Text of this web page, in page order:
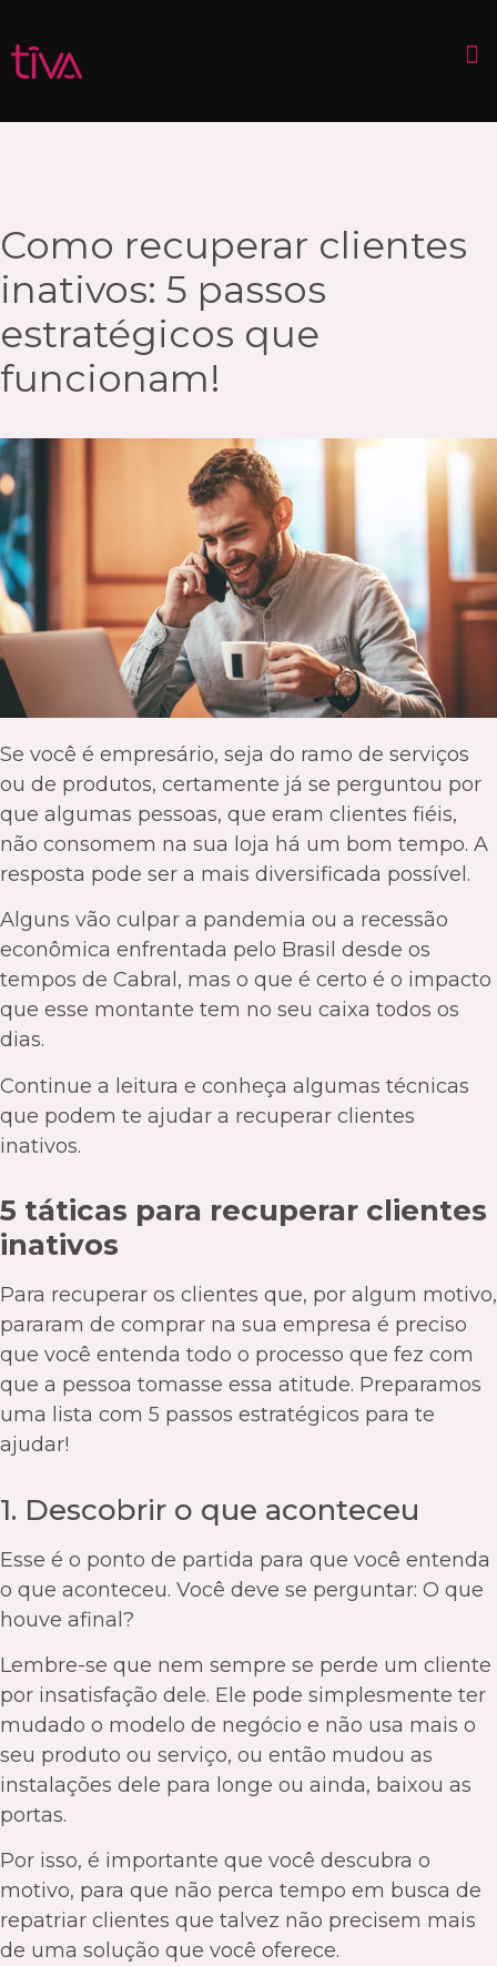
Como recuperar clientes
inativos: 5 passos
estratégicos que
funcionam!
Se você é empresário, seja do ramo de serviços
ou de produtos, certamente já se perguntou por
que algumas pessoas, que eram clientes fiéis,
não consomem na sua loja há um bom tempo. A
resposta pode ser a mais diversificada possível.
Alguns vão culpar a pandemia ou a recessão
econômica enfrentada pelo Brasil desde os
tempos de Cabral, mas o que é certo é o impacto
que esse montante tem no seu caixa todos os
dias.
Continue a leitura e conheça algumas técnicas
que podem te ajudar a recuperar clientes
inativos.
5 táticas para recuperar clientes
inativos
Para recuperar os clientes que, por algum motivo,
pararam de comprar na sua empresa é preciso
que você entenda todo o processo que fez com
que a pessoa tomasse essa atitude. Preparamos
uma lista com 5 passos estratégicos para te
ajudar!
1. Descobrir o que aconteceu
Esse é o ponto de partida para que você entenda
o que aconteceu. Você deve se perguntar: O que
houve afinal?
Lembre-se que nem sempre se perde um cliente
por insatisfação dele. Ele pode simplesmente ter
mudado o modelo de negócio e não usa mais o
seu produto ou serviço, ou então mudou as
instalações dele para longe ou ainda, baixou as
portas.
Por isso, é importante que você descubra o
motivo, para que não perca tempo em busca de
repatriar clientes que talvez não precisem mais
de uma solução que você oferece.